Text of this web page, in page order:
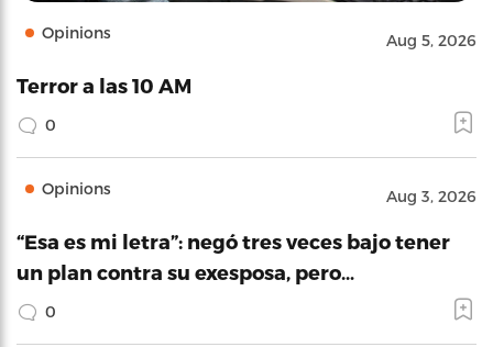
Opinions Aug 5, 2026
Terror a las 10 AM
0
Opinions Aug 3, 2026
“Esa es mi letra”: negó tres veces bajo tener
un plan contra su exesposa, pero…
0